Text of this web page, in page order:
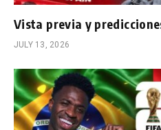
Vista previa y
JULY 13, 2026